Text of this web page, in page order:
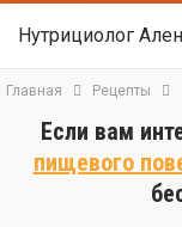
Нутрициолог
Главная Рецепты
Если вам
пищевого